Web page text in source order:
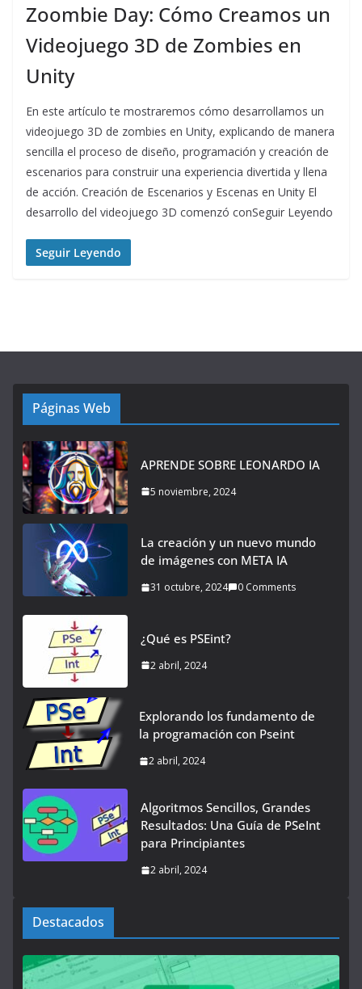
Zoombie Day: Cómo Creamos un
Videojuego 3D de Zombies en
Unity
En este artículo te mostraremos cómo desarrollamos un
videojuego 3D de zombies en Unity, explicando de manera
sencilla el proceso de diseño, programación y creación de
escenarios para construir una experiencia divertida y llena
de acción. Creación de Escenarios y Escenas en Unity El
desarrollo del videojuego 3D comenzó conSeguir Leyendo
Seguir Leyendo
Páginas Web
APRENDE SOBRE LEONARDO IA
5 noviembre, 2024
La creación y un nuevo mundo
de imágenes con META IA
31 octubre, 2024 0 Comments
¿Qué es PSEint?
2 abril, 2024
Explorando los fundamento de
la programación con Pseint
2 abril, 2024
Algoritmos Sencillos, Grandes
Resultados: Una Guía de PSeInt
para Principiantes
2 abril, 2024
Destacados